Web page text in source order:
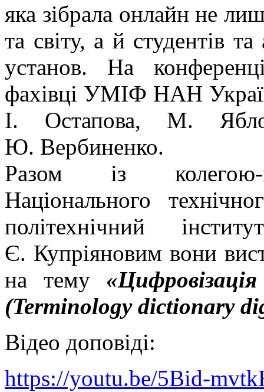
яка зібрала онлайн не
та світу, а й студентів
установ. На
фахівці УМІФ НАН
І. Остапова, М.
Ю. Вербиненко.
Разом із колегою-
Національного
політехнічний
Є. Купріяновим вони
на тему
(Terminology dictionary
Відео доповіді:
https://youtu.be/5Bid-